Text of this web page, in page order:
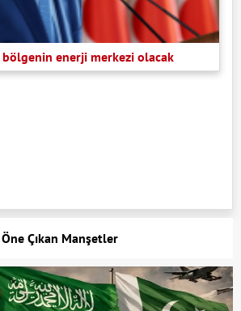
enerji merkezi olacak
Öne Çıkan Manşetler